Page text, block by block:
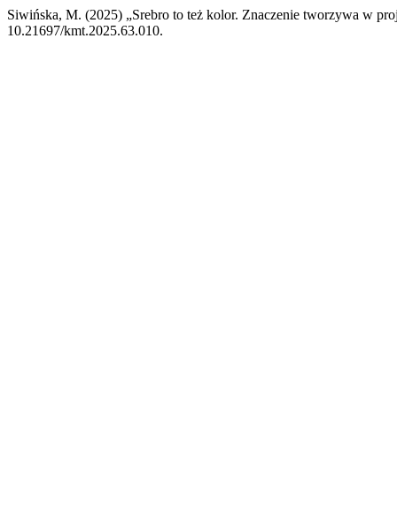
Siwińska, M. (2025) „Srebro to też kolor. Znaczenie tworzywa w
10.21697/kmt.2025.63.010.